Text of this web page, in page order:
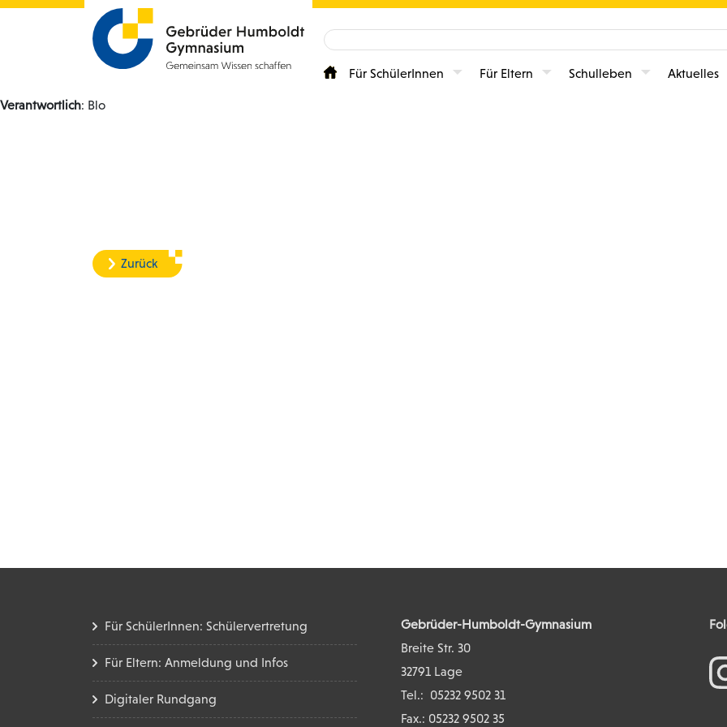
Für SchülerInnen Für Eltern Schulleben Aktuelles
Verantwortlich: Blo
Zurück
Für SchülerInnen: Schülervertretung
Für Eltern: Anmeldung und Infos
Digitaler Rundgang
Gebrüder-Humboldt-Gymnasium
Breite Str. 30
32791 Lage
Tel.: 05232 9502 31
Fax.: 05232 9502 35